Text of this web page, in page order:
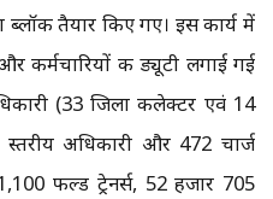
तैयार किए गए। इस कार्य में
कर्मचारियों की ड्यूटी लगाई गई
(33 जिला कलेक्टर एवं 14
अधिकारी और 472 चार्ज
फील्ड ट्रेनर्स, 52 हजार 705